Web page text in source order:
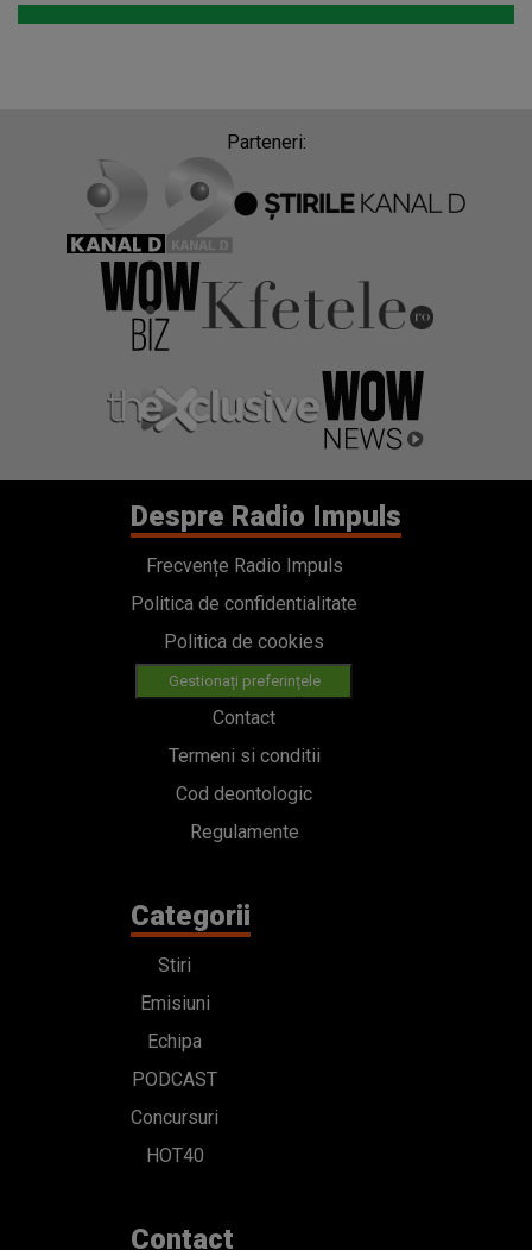
Parteneri:
Despre Radio Impuls
Frecvențe Radio Impuls
Politica de confidentialitate
Politica de cookies
Gestionați preferințele
Contact
Termeni si conditii
Cod deontologic
Regulamente
Categorii
Stiri
Emisiuni
Echipa
PODCAST
Concursuri
HOT40
Contact